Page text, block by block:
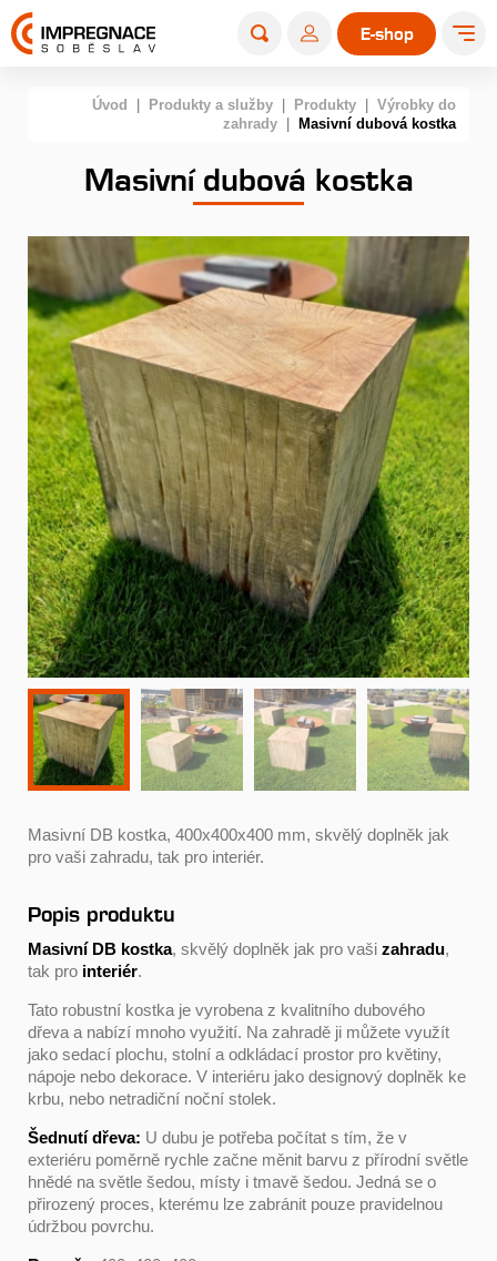
E-shop
Úvod Produkty a služby Produkty
Výrobky do
zahrady
Masivní dubová kostka
Masivní dubová kostka
Masivní DB kostka, 400x400x400 mm, skvělý doplněk jak
pro vaši zahradu, tak pro interiér.
Popis produktu
Masivní DB kostka, skvělý doplněk jak pro vaši zahradu,
tak pro interiér.
Tato robustní kostka je vyrobena z kvalitního dubového
dřeva a nabízí mnoho využití. Na zahradě ji můžete využít
jako sedací plochu, stolní a odkládací prostor pro květiny,
nápoje nebo dekorace. V interiéru jako designový doplněk ke
krbu, nebo netradiční noční stolek.
Šednutí dřeva: U dubu je potřeba počítat s tím, že v
exteriéru poměrně rychle začne měnit barvu z přírodní světle
hnědé na světle šedou, místy i tmavě šedou. Jedná se o
přirozený proces, kterému lze zabránit pouze pravidelnou
údržbou povrchu.